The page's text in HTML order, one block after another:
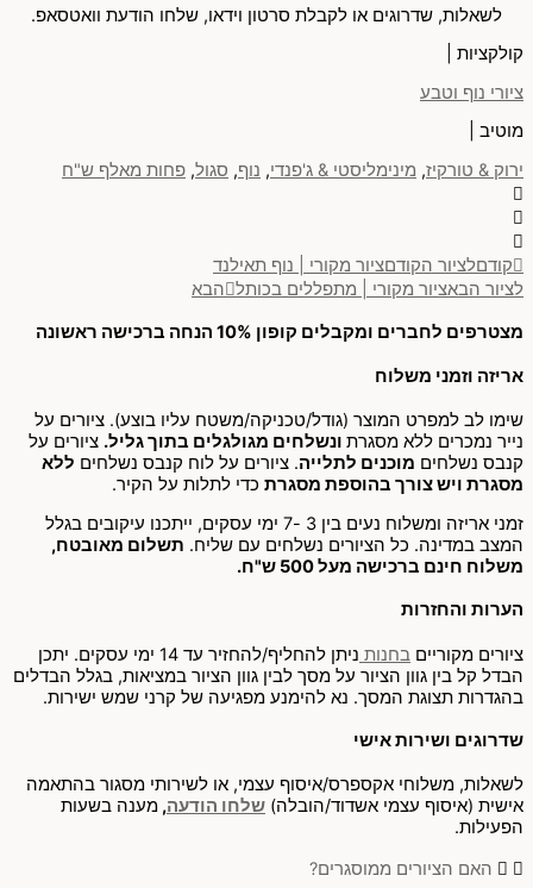
לשאלות, שדרוגים או לקבלת סרטון וידאו, שלחו הודעת וואטסאפ.
קולקציות |
ציורי נוף וטבע
מוטיב |
ירוק & טורקיז, מינימליסטי & ג'פנדי, נוף, סגול, פחות מאלף ש"ח
קודםלציור הקודםציור מקורי | נוף תאילנד
לציור הבאציור מקורי | מתפללים בכותל הבא
מצטרפים לחברים ומקבלים קופון 10% הנחה ברכישה ראשונה
אריזה וזמני משלוח
שימו לב למפרט המוצר (גודל/טכניקה/משטח עליו בוצע). ציורים על
נייר נמכרים ללא מסגרת ונשלחים מגולגלים בתוך גליל. ציורים על
קנבס נשלחים מוכנים לתלייה. ציורים על לוח קנבס נשלחים ללא
מסגרת ויש צורך בהוספת מסגרת כדי לתלות על הקיר.
זמני אריזה ומשלוח נעים בין 3 -7 ימי עסקים, ייתכנו עיקובים בגלל
המצב במדינה. כל הציורים נשלחים עם שליח. תשלום מאובטח,
משלוח חינם ברכישה מעל 500 ש"ח.
הערות והחזרות
ציורים מקוריים בחנות
ניתן להחליף/להחזיר עד 14 ימי עסקים. יתכן
הבדל קל בין גוון הציור על מסך לבין גוון הציור במציאות, בגלל הבדלים
בהגדרות תצוגת המסך. נא להימנע מפגיעה של קרני שמש ישירות.
שדרוגים ושירות אישי
לשאלות, משלוחי אקספרס/איסוף עצמי, או לשירותי מסגור בהתאמה
אישית (איסוף עצמי אשדוד/הובלה) שלחו הודעה, מענה בשעות
הפעילות.
האם הציורים ממוסגרים?